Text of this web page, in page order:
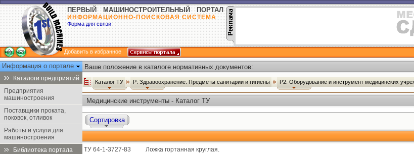
ПЕРВЫЙ МАШИНОСТРОИТЕЛЬНЫЙ ПОРТАЛ
ИНФОРМАЦИОННО-ПОИСКОВАЯ СИСТЕМА
Форма для связи
Добавить в избранное
Информация о портале
Каталоги предприятий
Предприятия
машиностроения
Поставщики проката,
поковок, отливок
Работы и услуги для
машиностроения
Библиотека портала
Ваше положение в каталоге нормативных документов:
Каталог ТУ Р: Здравоохранение. Предметы санитарии и гигиены Р2: Оборудование и инструмент медицинских
Медицинские инструменты - Каталог ТУ
Сортировка
ТУ 64-1-3727-83
Ложка гортанная круглая.